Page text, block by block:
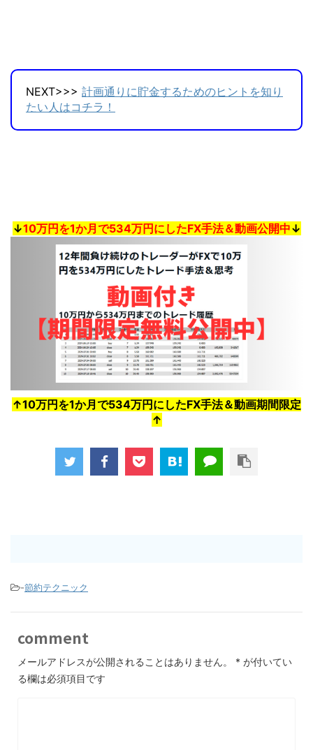
NEXT>>> 計画通りに貯金するためのヒントを知り
たい人はコチラ！
↓10万円を1か月で534万円にしたFX手法＆動画公開中↓
↑10万円を1か月で534万円にしたFX手法＆動画期間限定
↑
-節約テクニック
comment
メールアドレスが公開されることはありません。 * が付いてい
る欄は必須項目です